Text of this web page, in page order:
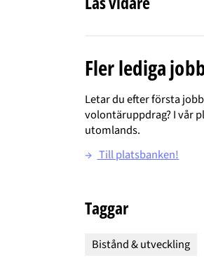
Fler lediga
Letar du efter första
volontäruppdrag? I vår
utomlands.
→ Till platsbanken!
Taggar
Bistånd & utveckling